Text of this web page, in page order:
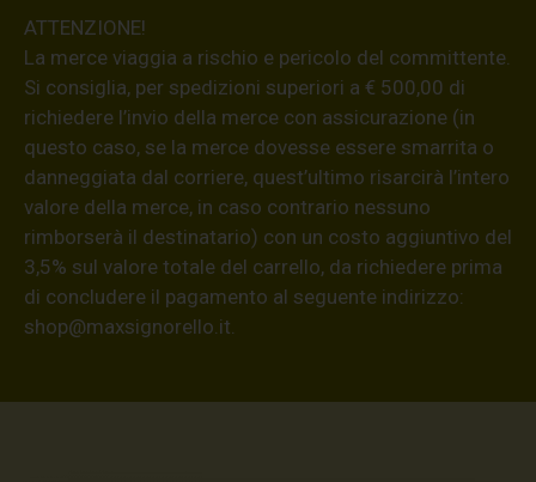
ATTENZIONE!
La merce viaggia a rischio e pericolo del committente.
Si consiglia, per spedizioni superiori a € 500,00 di
richiedere l’invio della merce con assicurazione (in
questo caso, se la merce dovesse essere smarrita o
danneggiata dal corriere, quest’ultimo risarcirà l’intero
valore della merce, in caso contrario nessuno
rimborserà il destinatario) con un costo aggiuntivo del
3,5% sul valore totale del carrello, da richiedere prima
di concludere il pagamento al seguente indirizzo:
shop@maxsignorello.it